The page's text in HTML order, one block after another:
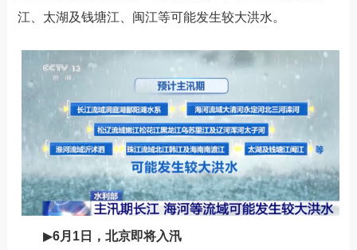
江、太湖及钱塘江、闽江等可能发生较大洪水。
▶6月1日，北京即将入汛